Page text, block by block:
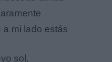
a mi lado estás
sol,